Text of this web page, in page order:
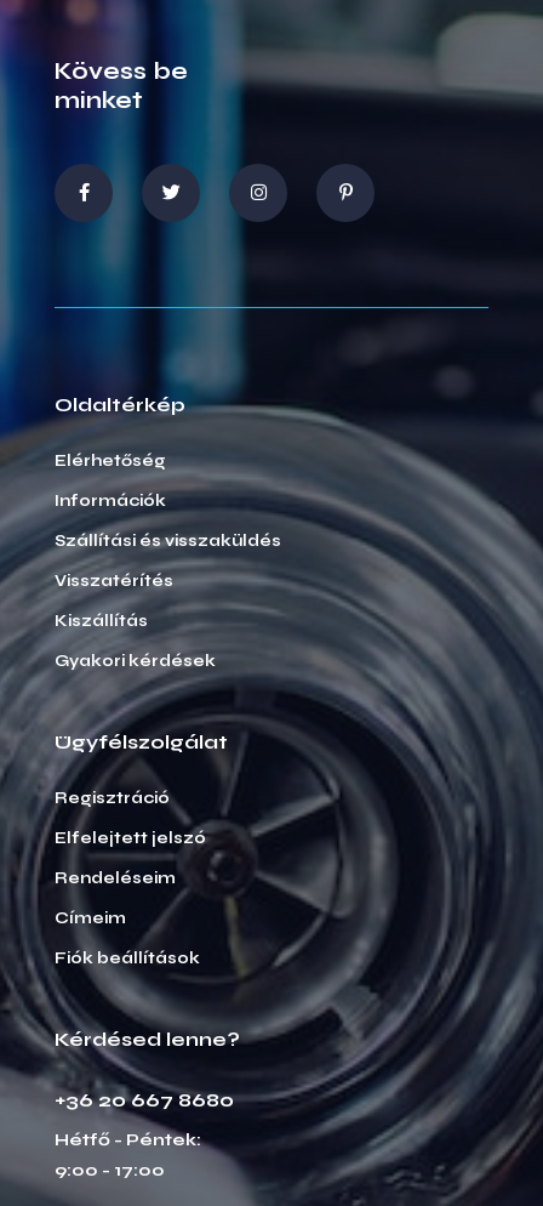
Kövess be
minket
Oldaltérkép
Elérhetőség
Információk
Szállítási és visszaküldés
Visszatérítés
Kiszállítás
Gyakori kérdések
Ügyfélszolgálat
Regisztráció
Elfelejtett jelszó
Rendeléseim
Címeim
Fiók beállítások
Kérdésed lenne?
+36 20 667 8680
Hétfő - Péntek:
9:00 - 17:00